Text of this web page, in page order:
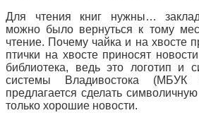
Для чтения книг нужны…
можно было вернуться к тому
чтение. Почему чайка и на хвосте
птички на хвосте приносят
библиотека, ведь это логотип и
системы Владивостока (МБУК
предлагается сделать
только хорошие новости.